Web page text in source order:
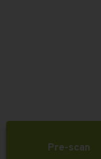
Pre-scan